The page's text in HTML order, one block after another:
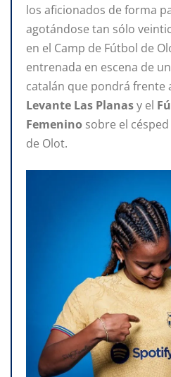
los aficionados de forma
agotándose tan sólo
en el Camp de Fútbol de
entrenada en escena de
catalán que pondrá frente
Levante Las Planasy el
Femenino sobre el
de Olot.